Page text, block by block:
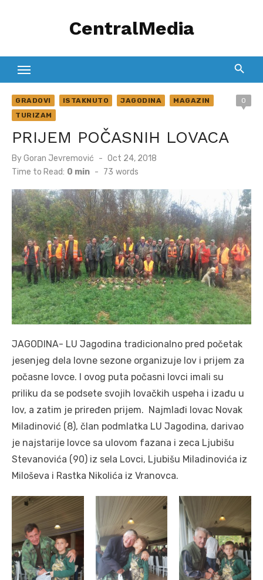
CentralMedia
GRADOVI ISTAKNUTO JAGODINA
MAGAZIN
TURIZAM
0
PRIJEM POČASNIH LOVACA
ByGoran Jevremović
Posted
on
Oct 24, 2018
Time to Read: 0 min - 73 words
JAGODINA- LU Jagodina tradicionalno pred početak
jesenjeg dela lovne sezone organizuje lov i prijem za
počasne lovce. I ovog puta počasni lovci imali su
priliku da se podsete svojih lovačkih uspeha i izađu u
lov, a zatim je priređen prijem. Najmlađi lovac Novak
Miladinović (8), član podmlatka LU Jagodina, darivao
je najstarije lovce sa ulovom fazana i zeca Ljubišu
Stevanovića (90) iz sela Lovci, Ljubišu Miladinovića iz
Miloševa i Rastka Nikolića iz Vranovca.